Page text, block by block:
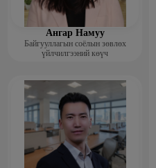
Ангар Намуу
Байгууллагын соёлын зөвлөх
үйлчилгээний көүч